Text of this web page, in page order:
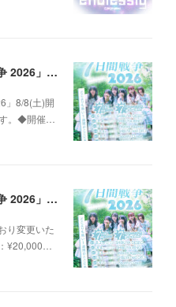
「こみっきゅおん！の7日間戦争 2026」8/8(土)FREE LIVE情報
」8/8(土)開
。◆開催…
「こみっきゅおん！の7日間戦争 2026」詳細のお知らせ
り変更いた
¥20,000…